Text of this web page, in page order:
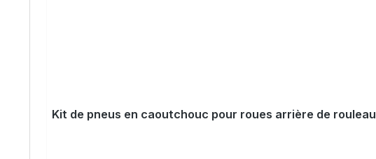
Kit de pneus en caoutchouc pour roues arrière de rouleau